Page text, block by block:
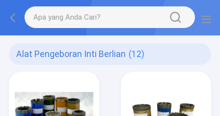
Alat Pengeboran Inti Berlian (12)